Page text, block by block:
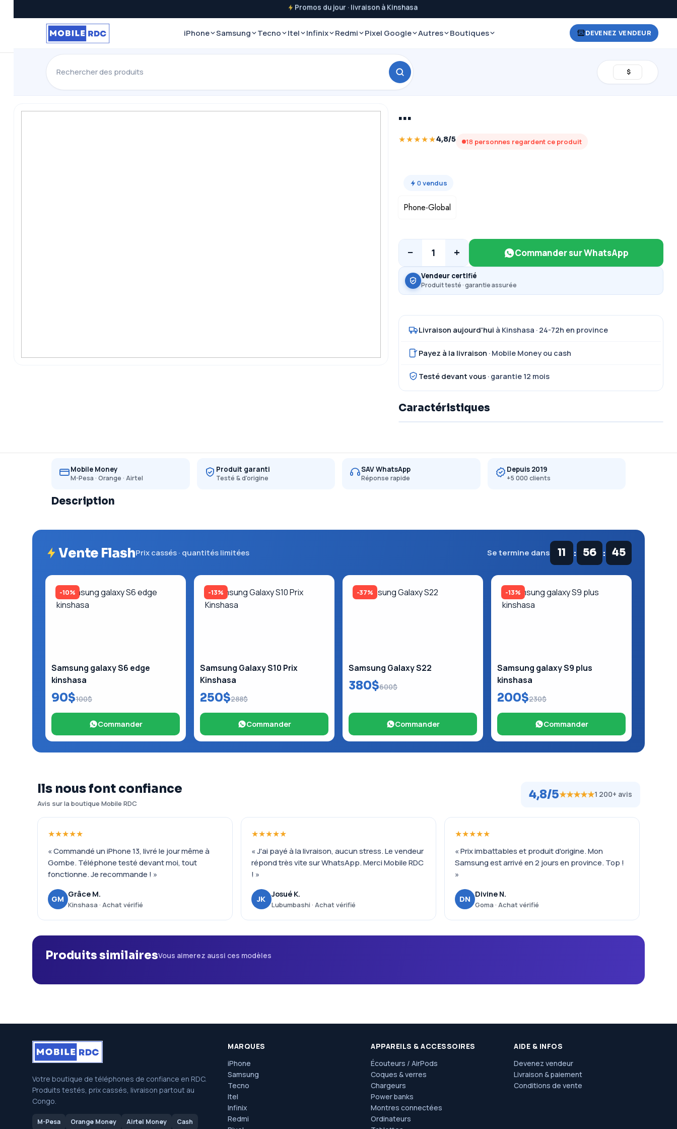
Promos du jour · livraison à Kinshasa
iPhone Samsung Tecno Itel Infinix Redmi Pixel Google Autres Boutiques DEVENEZ VENDEUR
$
…
★★★★★4,8/5 18 personnes regardent ce produit
0vendus
Phone-Global
− 1 + Commander sur WhatsApp
Vendeur certifié
Produit testé · garantie assurée
Livraison aujourd'hui à Kinshasa · 24-72h en province
Payez à la livraison · Mobile Money ou cash
Testé devant vous· garantie 12 mois
Caractéristiques
Mobile Money
M-Pesa · Orange · Airtel
Produit garanti
Testé & d'origine
SAV WhatsApp
Réponse rapide
Depuis 2019
+5 000 clients
Description
Vente FlashPrix cassés · quantités limitées Se termine dans 11 : 56 : 44
-10%
Samsung galaxy S6 edge
kinshasa
90$100$
Commander
-13%
Samsung Galaxy S10 Prix
Kinshasa
250$288$
Commander
-37%
Samsung Galaxy S22
380$600$
Commander
-13%
Samsung galaxy S9 plus
kinshasa
200$230$
Commander
Ils nous font confiance
Avis sur la boutique Mobile RDC
4,8/5★★★★★1 200+ avis
★★★★★
« Commandé un iPhone 13, livré le jour même à
Gombe. Téléphone testé devant moi, tout
fonctionne. Je recommande ! »
GM Grâce M.
Kinshasa · Achat vérifié
★★★★★
« J'ai payé à la livraison, aucun stress. Le vendeur
répond très vite sur WhatsApp. Merci Mobile RDC
! »
JK Josué K.
Lubumbashi · Achat vérifié
★★★★★
« Prix imbattables et produit d'origine. Mon
Samsung est arrivé en 2 jours en province. Top !
»
DN Divine N.
Goma · Achat vérifié
Produits similairesVous aimerez aussi ces modèles
Votre boutique de téléphones de confiance en RDC.
Produits testés, prix cassés, livraison partout au
Congo.
M-Pesa Orange Money Airtel Money Cash
MARQUES
iPhone
Samsung
Tecno
Itel
Infinix
Redmi
APPAREILS & ACCESSOIRES
Écouteurs / AirPods
Coques & verres
Chargeurs
Power banks
Montres connectées
Ordinateurs
AIDE & INFOS
Devenez vendeur
Livraison & paiement
Conditions de vente